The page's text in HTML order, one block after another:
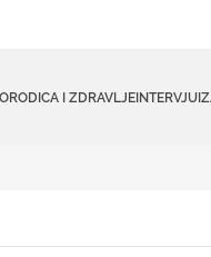
I ZDRAVLJEINTERVJUI